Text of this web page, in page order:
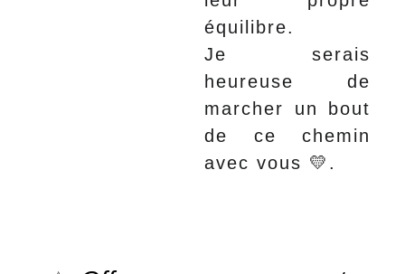
équilibre.
Je serais
heureuse de
marcher un bout
de ce chemin
avec vous 💛.